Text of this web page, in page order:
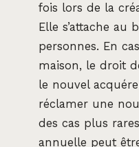
fois lors de la
Elle s’attache au
personnes. En
maison, le droit
le nouvel
réclamer une
des cas plus
annuelle peut